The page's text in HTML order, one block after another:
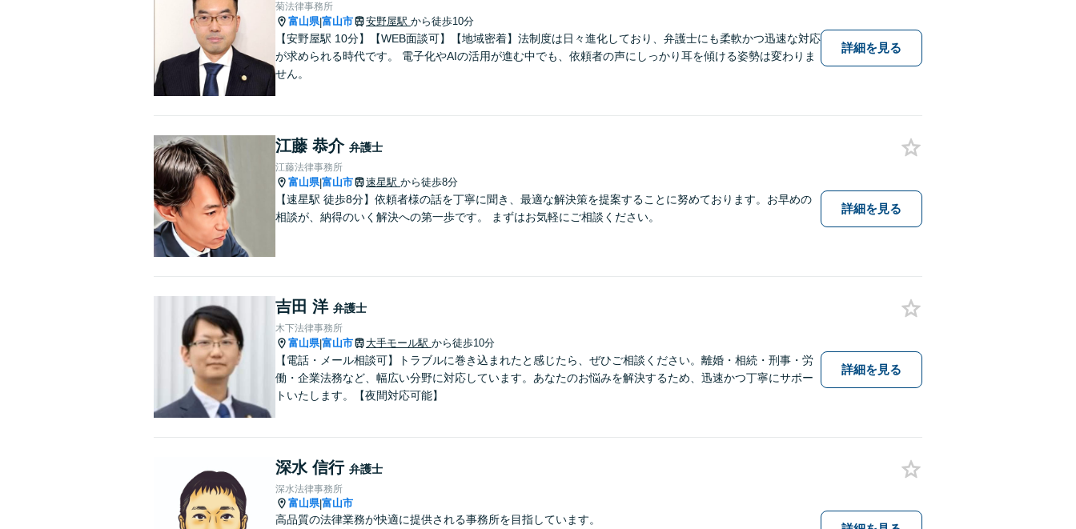
菊法律事務所
富山県|富山市 安野屋駅 から徒歩10分
【安野屋駅 10分】【WEB面談可】【地域密着】法制度は日々進化しており、弁護士にも柔軟かつ迅速な対応
が求められる時代です。 電子化やAIの活用が進む中でも、依頼者の声にしっかり耳を傾ける姿勢は変わりま
せん。
詳細を見る
江藤 恭介 弁護士
江藤法律事務所
富山県|富山市 速星駅 から徒歩8分
【速星駅 徒歩8分】依頼者様の話を丁寧に聞き、最適な解決策を提案することに努めております。お早めの
相談が、納得のいく解決への第一歩です。 まずはお気軽にご相談ください。
詳細を見る
吉田 洋 弁護士
木下法律事務所
富山県|富山市 大手モール駅 から徒歩10分
【電話・メール相談可】トラブルに巻き込まれたと感じたら、ぜひご相談ください。離婚・相続・刑事・労
働・企業法務など、幅広い分野に対応しています。あなたのお悩みを解決するため、迅速かつ丁寧にサポー
トいたします。【夜間対応可能】
詳細を見る
深水 信行 弁護士
深水法律事務所
富山県|富山市
高品質の法律業務が快適に提供される事務所を目指しています。